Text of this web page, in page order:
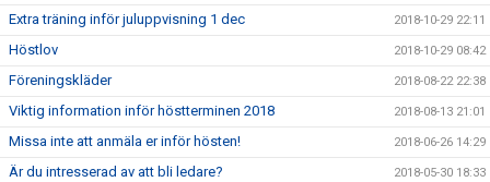
Extra träning inför juluppvisning 1 dec 2018-10-29 22:11
Höstlov 2018-10-29 08:42
Föreningskläder 2018-08-22 22:38
Viktig information inför höstterminen 2018 2018-08-13 21:01
Missa inte att anmäla er inför hösten! 2018-06-26 14:29
Är du intresserad av att bli ledare? 2018-05-30 18:33